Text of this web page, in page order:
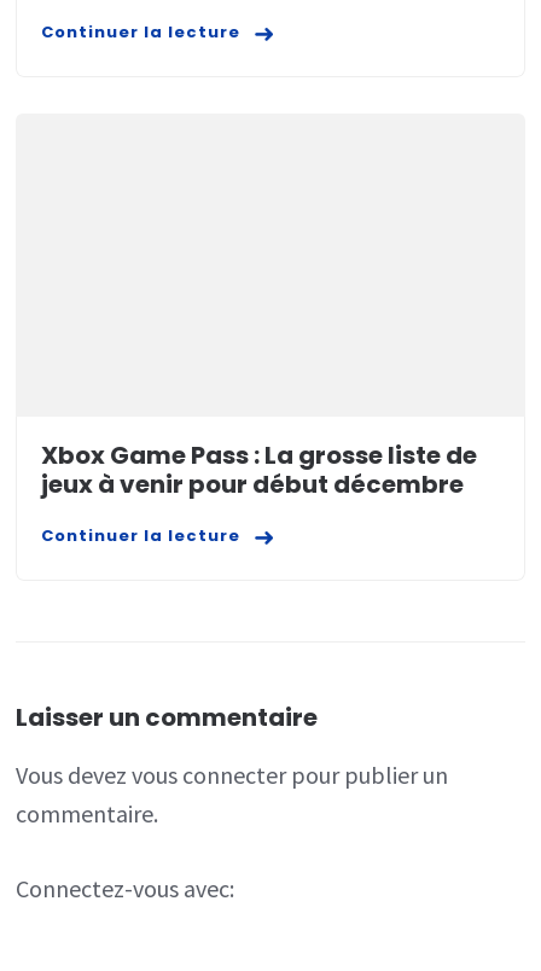
Continuer la lecture
Xbox Game Pass : La grosse liste de
jeux à venir pour début décembre
Continuer la lecture
Laisser un commentaire
Vous devezvous connecterpour publier un
commentaire.
Connectez-vous avec: